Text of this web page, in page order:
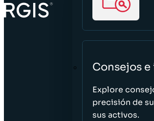
Consejos e
Explore
precisión de
sus activos.